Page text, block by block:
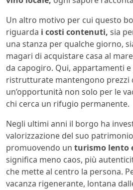
Un altro motivo per cui questo
riguarda i costi contenuti, sia
una stanza per qualche giorno,
magari di acquistare casa al
da capogiro. Qui, appartamenti e
ristrutturate mantengono prezzi
un’opportunità non solo per le
chi cerca un rifugio permanente.
Negli ultimi anni il borgo ha
valorizzazione del suo
promuovendo un turismo lento
significa meno caos, più
che mette al centro la persona.
vacanza rigenerante, lontana